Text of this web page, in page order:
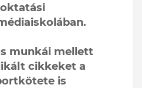
munkái mellett
cikkeket a
is